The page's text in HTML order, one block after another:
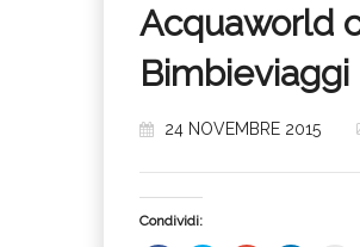
Acquaworld
Bimbieviaggi
24 NOVEMBRE 2015
Condividi: